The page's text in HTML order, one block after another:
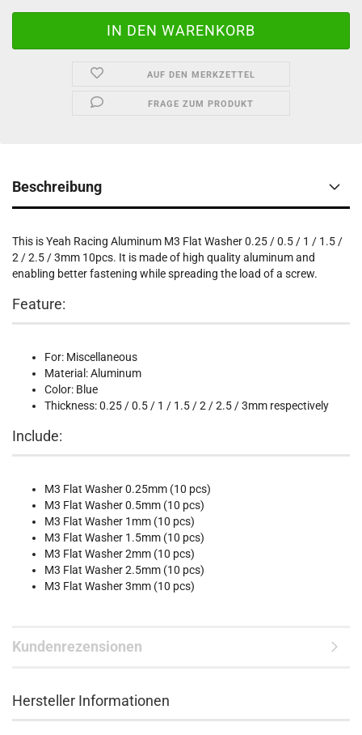
AUF DEN MERKZETTEL
FRAGE ZUM PRODUKT
Beschreibung
This is Yeah Racing Aluminum M3 Flat Washer 0.25 / 0.5 / 1 / 1.5 /
2 / 2.5 / 3mm 10pcs. It is made of high quality aluminum and
enabling better fastening while spreading the load of a screw.
Feature:
For: Miscellaneous
Material: Aluminum
Color: Blue
Thickness: 0.25 / 0.5 / 1 / 1.5 / 2 / 2.5 / 3mm respectively
Include:
M3 Flat Washer 0.25mm (10 pcs)
M3 Flat Washer 0.5mm (10 pcs)
M3 Flat Washer 1mm (10 pcs)
M3 Flat Washer 1.5mm (10 pcs)
M3 Flat Washer 2mm (10 pcs)
M3 Flat Washer 2.5mm (10 pcs)
M3 Flat Washer 3mm (10 pcs)
Kundenrezensionen
Hersteller Informationen